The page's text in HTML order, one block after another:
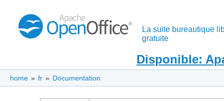
La suite bureautique
gratuite
Disponible:
home » fr » Documentation